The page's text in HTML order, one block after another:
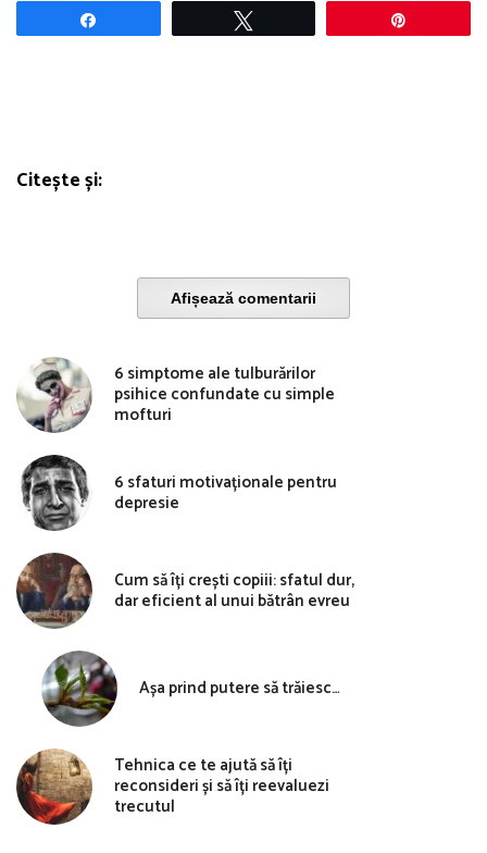
Citește și:
Afișează comentarii
6 simptome ale tulburărilor
psihice confundate cu simple
mofturi
6 sfaturi motivaționale pentru
depresie
Cum să îți crești copiii: sfatul dur,
dar eficient al unui bătrân evreu
Așa prind putere să trăiesc…
Tehnica ce te ajută să îți
reconsideri și să îți reevaluezi
trecutul